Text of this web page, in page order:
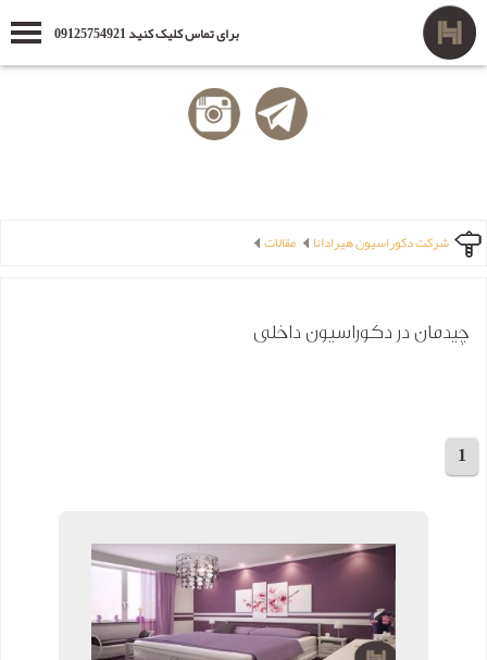
برای تماس کلیک کنید 09125754921
شرکت دکوراسیون هیرادانا مقالات
چیدمان در دکوراسیون داخلی
1